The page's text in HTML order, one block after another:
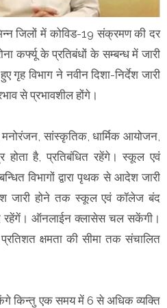
जिलों में कोविड-19 संक्रमण की दर
कर्फ्यू के प्रतिबंधों के सम्बन्ध में जारी
विभाग ने नवीन दिशा-निर्देश जारी
से प्रभावशील होंगे।
सांस्कृतिक, धार्मिक आयोजन,
है, प्रतिबंधित रहेंगे। स्कूल एवं
विभागों द्वारा पृथक से आदेश जारी
जारी होने तक स्कूल एवं कॉलेज बंद
रहेंगें। ऑनलाईन क्लासेस चल सकेंगी।
क्षमता की सीमा तक संचालित
किन्तु एक समय में 6 से अधिक व्यक्ति